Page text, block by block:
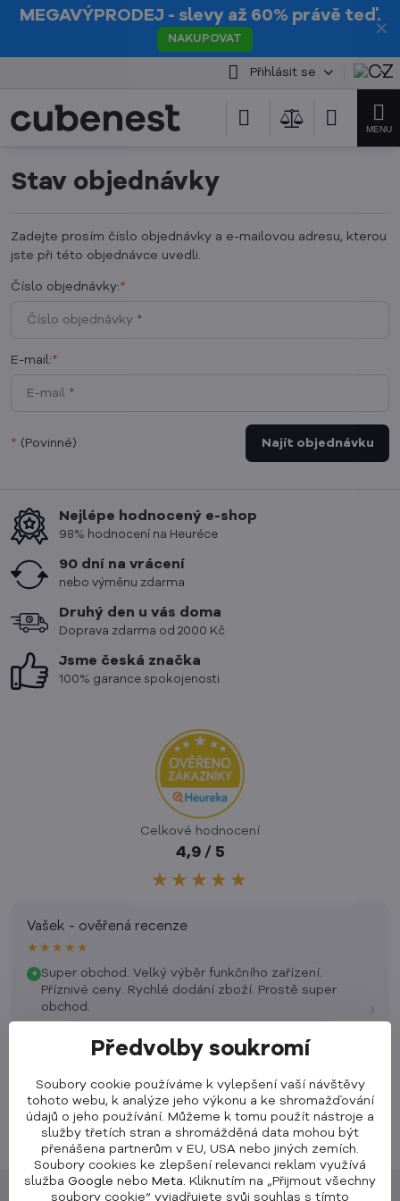
✕
MEGAVÝPRODEJ - slevy až 60% právě teď.
NAKUPOVAT
Přihlásit se
Stav objednávky
Zadejte prosím číslo objednávky a e-mailovou adresu, kterou
jste při této objednávce uvedli.
Číslo objednávky:*
E-mail:*
* (Povinné) Najít objednávku
Nejlépe hodnocený e-shop
98% hodnocení na Heuréce
90 dní na vrácení
nebo výměnu zdarma
Druhý den u vás doma
Doprava zdarma od 2000 Kč
Jsme česká značka
100% garance spokojenosti
Celkové hodnocení
4,9 / 5
★★★★★
Vašek - ověřená recenze
★★★★★
+ Super obchod. Velký výběr funkčního zařízení.
Příznivé ceny. Rychlé dodání zboží. Prostě super
obchod.
›
Předvolby soukromí
Soubory cookie používáme k vylepšení vaší návštěvy
tohoto webu, k analýze jeho výkonu a ke shromažďování
údajů o jeho používání. Můžeme k tomu použít nástroje a
služby třetích stran a shromážděná data mohou být
přenášena partnerům v EU, USA nebo jiných zemích.
Soubory cookies ke zlepšení relevanci reklam využívá
služba Google nebo Meta . Kliknutím na „Přijmout všechny
soubory cookie“ vyjadřujete svůj souhlas s tímto